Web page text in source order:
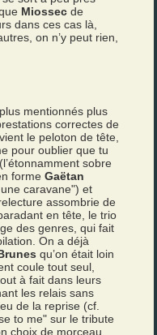
Miossec de
dans ces cas là,
on n’y peut rien,
mentionnés plus
correctes de
le peloton de tête,
pour oublier que tu
(l’étonnamment sobre
formeGaëtan
caravane") et
assombrie de
en tête, le trio
des genres, qui fait
On a déjà
qu’on était loin
coule tout seul,
à fait dans leurs
les relais sans
de la reprise (cf.
to me" sur le tribute
choix de morceau